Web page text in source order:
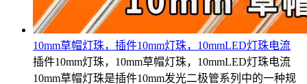
10mm草帽灯珠，插件10mm灯珠，10mmLED灯珠电流
插件10mm灯珠，10mm草帽灯珠，10mmLED灯珠电流
10mm草帽灯珠是插件10mm发光二极管系列中的一种规